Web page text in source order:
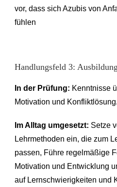
vor, dass sich Azubis von
fühlen
Handlungsfeld 3:
In der Prüfung: Kenntnisse
Motivation und Konfliktlösung.
Im Alltag umgesetzt: Setze
Lehrmethoden ein, die zum
passen, Führe regelmäßige
Motivation und Entwicklung
auf Lernschwierigkeiten und